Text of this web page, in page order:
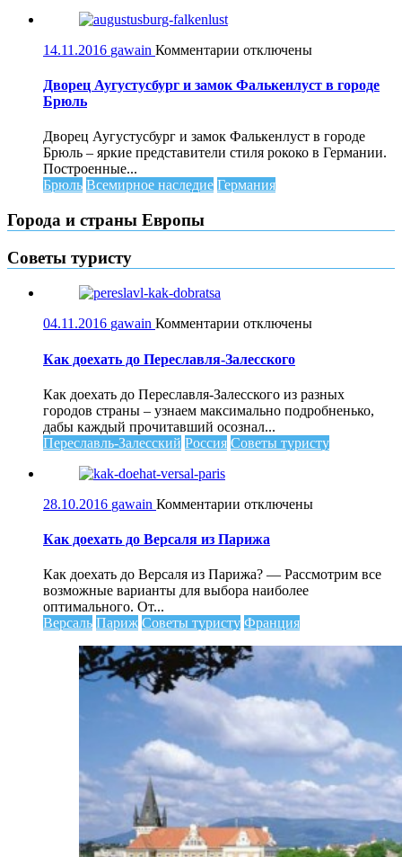
14.11.2016 gawain Комментарии к
Дворец
Аугустусбург
замок
Фалькенлуст
в
городе
Брюль
отключены
Дворец Аугустусбург и замок Фалькенлуст в городе
Брюль
Дворец Аугустусбург и замок Фалькенлуст в городе
Брюль – яркие представители стиля рококо в Германии.
Построенные...
Брюль Всемирное наследие Германия
Города и страны Европы
Советы туристу
04.11.2016 gawain Комментарии к
Как
доехать
Переславля-
Залесского
отключены
Как доехать до Переславля-Залесского
Как доехать до Переславля-Залесского из разных
городов страны – узнаем максимально подробненько,
дабы каждый прочитавший осознал...
Переславль-Залесский Россия Советы туристу
28.10.2016 gawain Комментарии к
Как
доехать
Версаля
из
Парижа
отключены
Как доехать до Версаля из Парижа
Как доехать до Версаля из Парижа? — Рассмотрим все
возможные варианты для выбора наиболее
оптимального. От...
Версаль Париж Советы туристу Франция